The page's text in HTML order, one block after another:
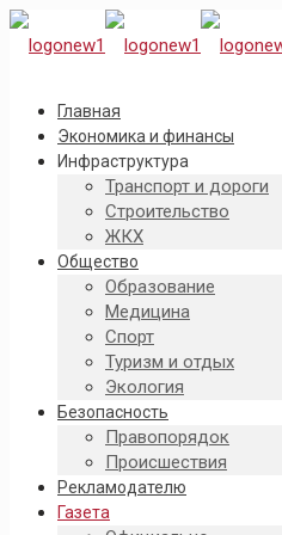
Главная
Экономика и финансы
Инфраструктура
Транспорт и дороги
Строительство
ЖКХ
Общество
Образование
Медицина
Спорт
Туризм и отдых
Экология
Безопасность
Правопорядок
Происшествия
Рекламодателю
Газета